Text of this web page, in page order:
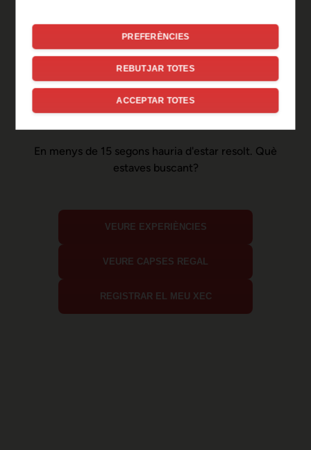
Ep, disculpa!
Sembla que hi ha hagut un
error de connexió temporal
En menys de 15 segons hauria d'estar resolt. Què
estaves buscant?
VEURE EXPERIÈNCIES
VEURE CAPSES REGAL
REGISTRAR EL MEU XEC
PREFERÈNCIES
REBUTJAR TOTES
ACCEPTAR TOTES